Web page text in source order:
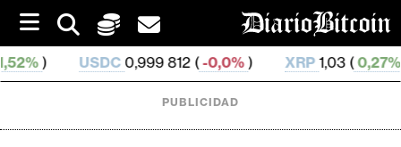
i
p
t
o
812 ( -0,0%) XRP1,03 (0,27% SOL75,79 (
PUBLICIDAD